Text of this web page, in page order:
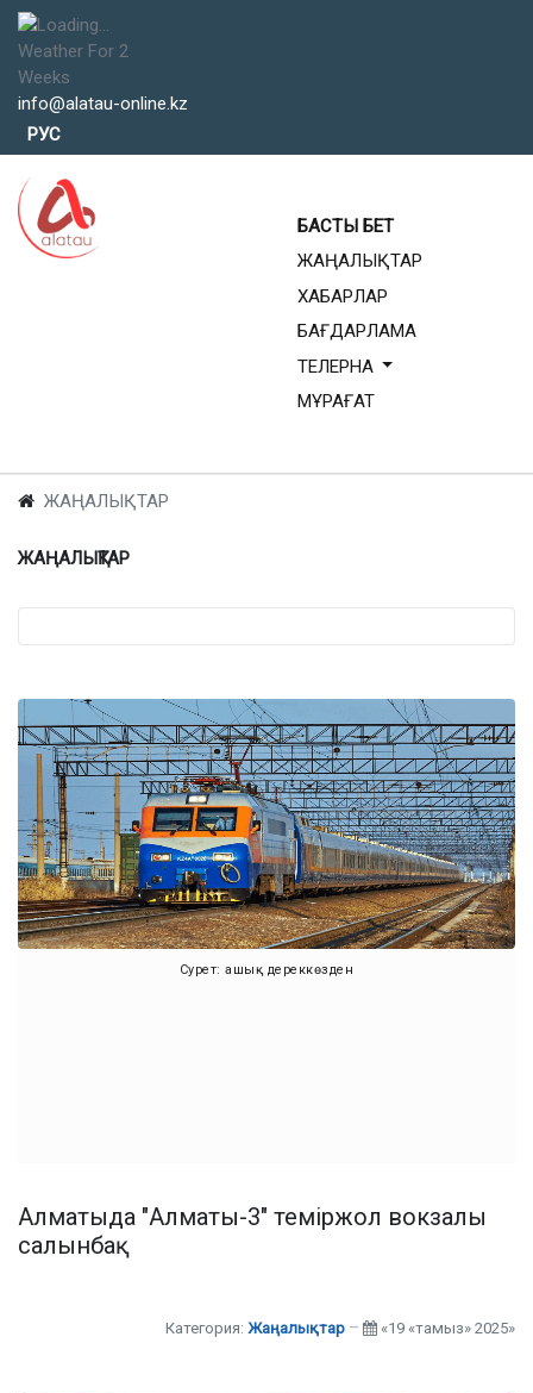
Weather For 2
Weeks
info@alatau-online.kz
Тіліңізді таңдаңыз
РУС
БАСТЫ БЕТ
ЖАҢАЛЫҚТАР
ХАБАРЛАР
БАҒДАРЛАМА
ТЕЛЕРНА
МҰРАҒАТ
ЖАҢАЛЫҚТАР
ЖАҢАЛЫҚТАР
Сурет: ашық дереккөзден
Алматыда "Алматы-3" теміржол вокзалы
салынбақ
Категория: Жаңалықтар «19 «тамыз» 2025»